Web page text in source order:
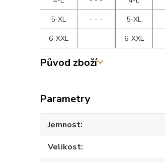
5-XL
- - -
6-XXL
- - -
5-XL
6-XXL
Původ zboží
Parametry
Jemnost
Velikost